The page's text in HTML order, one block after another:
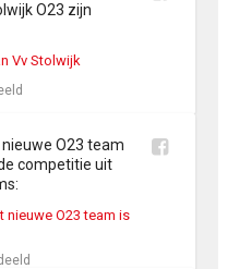
O23 zijn
O23 team
competitie uit